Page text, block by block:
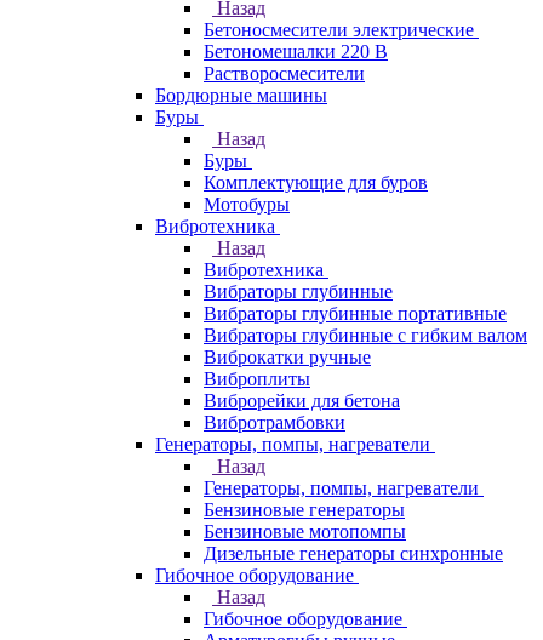
Назад
Бетоносмесители электрические
Бетономешалки 220 В
Растворосмесители
Бордюрные машины
Буры
Назад
Буры
Комплектующие для буров
Мотобуры
Вибротехника
Назад
Вибротехника
Вибраторы глубинные
Вибраторы глубинные портативные
Вибраторы глубинные с гибким валом
Виброкатки ручные
Виброплиты
Виброрейки для бетона
Вибротрамбовки
Генераторы, помпы, нагреватели
Назад
Генераторы, помпы, нагреватели
Бензиновые генераторы
Бензиновые мотопомпы
Дизельные генераторы синхронные
Гибочное оборудование
Назад
Гибочное оборудование